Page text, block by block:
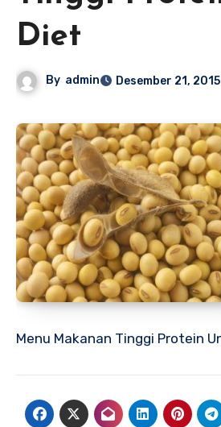
Diet
By admin Desember 21, 2015
Menu Makanan Tinggi Protein